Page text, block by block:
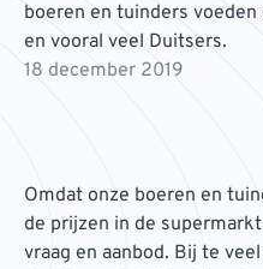
boeren en tuinders
en vooral veel Duitsers.
18 december 2019
Omdat onze boeren en
de prijzen in de
vraag en aanbod. Bij te